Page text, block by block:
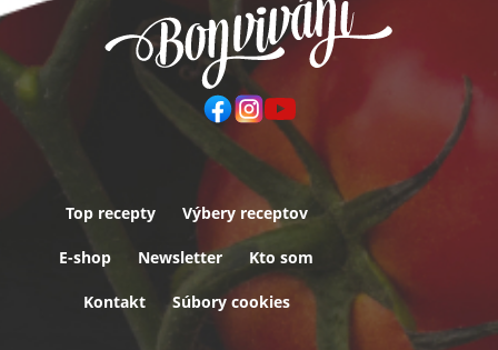
Päta
Top recepty Výbery receptov
E-shop Newsletter Kto som
Kontakt Súbory cookies